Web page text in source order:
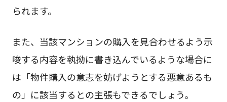
られます。
また、当該マンションの購入を見合わせるよう示
唆する内容を執拗に書き込んでいるような場合に
は「物件購入の意志を妨げようとする悪意あるも
の」に該当するとの主張もできるでしょう。